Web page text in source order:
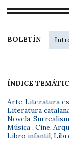
BOLETÍN
ÍNDICE
Arte, Literatura
Literatura
Novela,
Música , Cine,
Libro infantil,